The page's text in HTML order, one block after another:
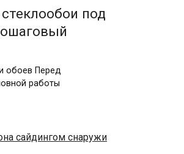
под
обоев Перед
работы